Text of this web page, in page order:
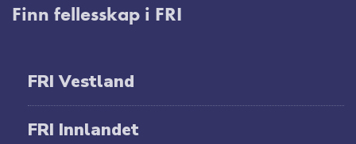
Finn fellesskap i FRI
FRI Vestland
FRI Innlandet